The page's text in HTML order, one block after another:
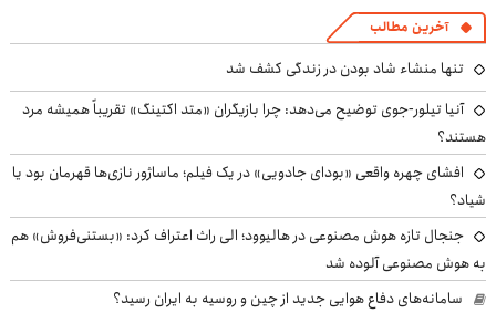
آخرین مطالب
تنها منشاء شاد بودن در زندگی کشف شد
آنیا تیلور-جوی توضیح می‌دهد: چرا بازیگران «متد اکتینگ» تقریباً همیشه مرد
هستند؟
افشای چهره واقعی «بودای جادویی» در یک فیلم؛ ماساژور نازی‌ها قهرمان بود یا
شیاد؟
جنجال تازه هوش مصنوعی در هالیوود؛ الی راث اعتراف کرد: «بستنی‌فروش» هم
به هوش مصنوعی آلوده شد
سامانه‌های دفاع هوایی جدید از چین و روسیه به ایران رسید؟